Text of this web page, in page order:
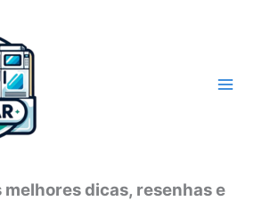
melhores dicas, resenhas e